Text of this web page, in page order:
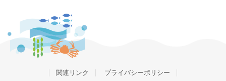
関連リンク プライバシーポリシー